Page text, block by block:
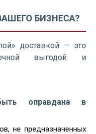
БИЗНЕСА?
доставкой — это
выгодой и
оправдана в
не предназначенных